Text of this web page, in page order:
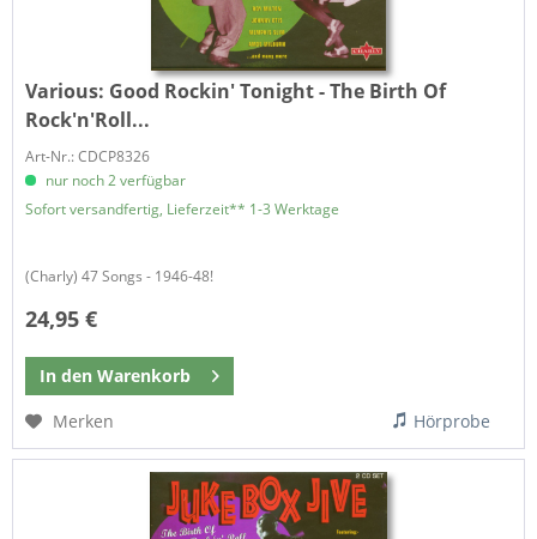
Various: Good Rockin' Tonight - The Birth Of
Rock'n'Roll...
Art-Nr.: CDCP8326
nur noch 2 verfügbar
Sofort versandfertig, Lieferzeit** 1-3 Werktage
(Charly) 47 Songs - 1946-48!
24,95 €
In den Warenkorb
Merken
Hörprobe